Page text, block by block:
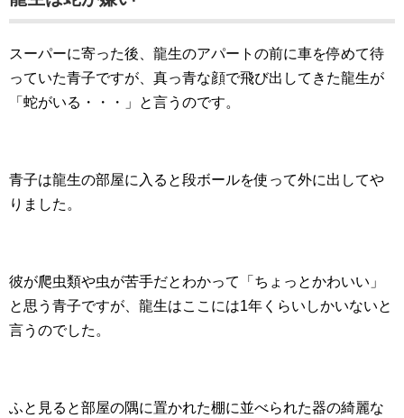
スーパーに寄った後、龍生のアパートの前に車を停めて待
っていた青子ですが、真っ青な顔で飛び出してきた龍生が
「蛇がいる・・・」と言うのです。
青子は龍生の部屋に入ると段ボールを使って外に出してや
りました。
彼が爬虫類や虫が苦手だとわかって「ちょっとかわいい」
と思う青子ですが、龍生はここには1年くらいしかいないと
言うのでした。
ふと見ると部屋の隅に置かれた棚に並べられた器の綺麗な